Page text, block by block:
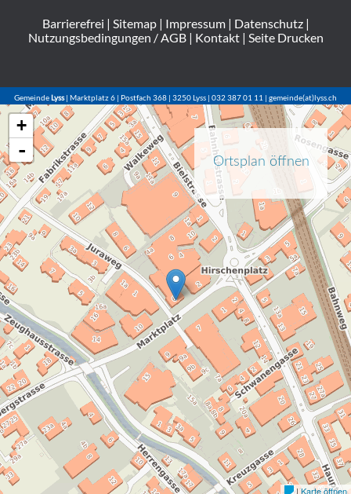
Barrierefrei | Sitemap| Impressum| Datenschutz|
Nutzungsbedingungen / AGB| Kontakt| Seite Drucken
GemeindeLyss| Marktplatz 6 | Postfach 368 | 3250 Lyss | 032 387 01 11 | gemeinde(at)lyss.ch